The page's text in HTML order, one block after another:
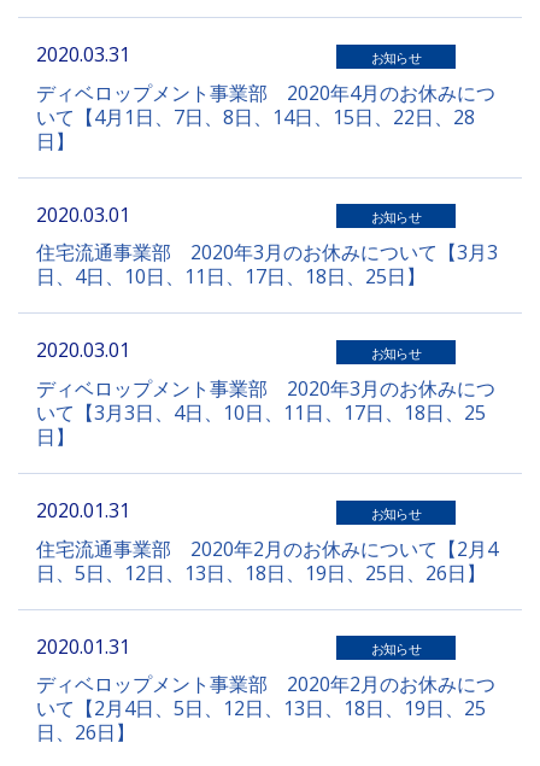
2020.03.31 お知らせ
ディベロップメント事業部 2020年4月のお休みにつ
いて【4月1日、7日、8日、14日、15日、22日、28
日】
2020.03.01 お知らせ
住宅流通事業部 2020年3月のお休みについて【3月3
日、4日、10日、11日、17日、18日、25日】
2020.03.01 お知らせ
ディベロップメント事業部 2020年3月のお休みにつ
いて【3月3日、4日、10日、11日、17日、18日、25
日】
2020.01.31 お知らせ
住宅流通事業部 2020年2月のお休みについて【2月4
日、5日、12日、13日、18日、19日、25日、26日】
2020.01.31 お知らせ
ディベロップメント事業部 2020年2月のお休みにつ
いて【2月4日、5日、12日、13日、18日、19日、25
日、26日】